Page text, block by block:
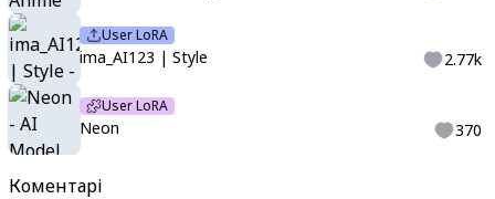
Коментарі
User LoRA
ima_AI123 | Style 2.77k
User LoRA
Neon 370